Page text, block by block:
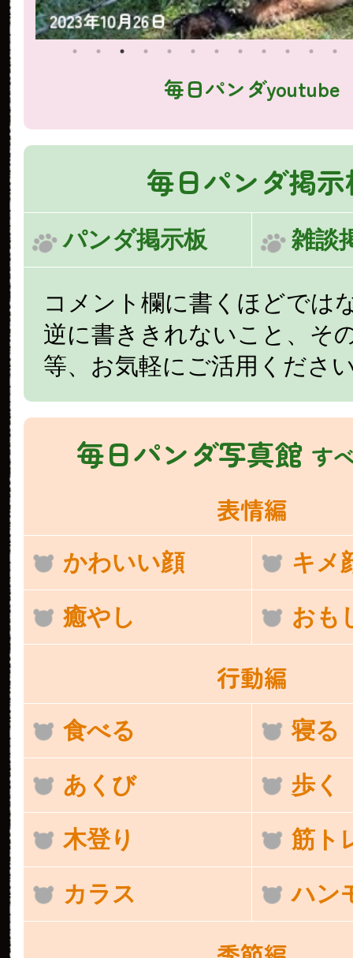
2023年10月25日
毎日パンダyoutube
毎日パンダ掲
パンダ掲示板 雑談
コメント欄に書くほどでは
逆に書ききれないこと、そ
等、お気軽にご活用くださ
毎日パンダ写真館 す
表情編
かわいい顔 キメ
癒やし おも
行動編
食べる 寝る
あくび 歩く
木登り 筋ト
カラス ハン